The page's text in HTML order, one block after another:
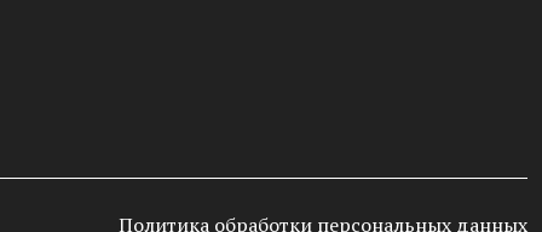
Политика обработки персональных данных